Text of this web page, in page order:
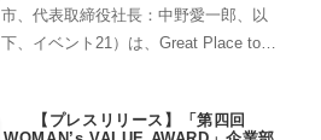
市、代表取締役社長：中野愛一郎、以
下、イベント21）は、Great Place to
る「働きがいのあ...
【プレスリリース】「第四回